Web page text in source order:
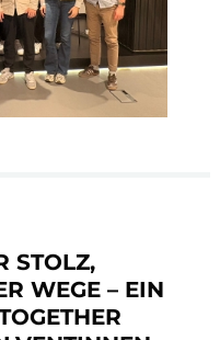
STOLZ,
WEGE – EIN